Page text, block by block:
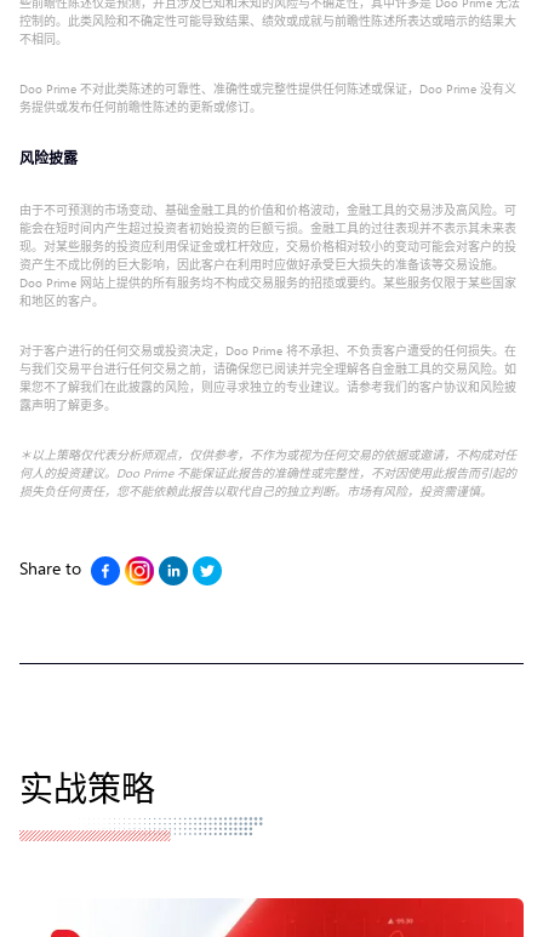
控制的。此类风险和不确定性可能导致结果、绩效或成就与前瞻性陈述所表达或暗示的结果大
不相同。
Doo Prime 不对此类陈述的可靠性、准确性或完整性提供任何陈述或保证，Doo Prime 没有义
务提供或发布任何前瞻性陈述的更新或修订。
风险披露
由于不可预测的市场变动、基础金融工具的价值和价格波动，金融工具的交易涉及高风险。可
能会在短时间内产生超过投资者初始投资的巨额亏损。金融工具的过往表现并不表示其未来表
现。对某些服务的投资应利用保证金或杠杆效应，交易价格相对较小的变动可能会对客户的投
资产生不成比例的巨大影响，因此客户在利用时应做好承受巨大损失的准备该等交易设施。
Doo Prime 网站上提供的所有服务均不构成交易服务的招揽或要约。某些服务仅限于某些国家
和地区的客户。
对于客户进行的任何交易或投资决定，Doo Prime 将不承担、不负责客户遭受的任何损失。在
与我们交易平台进行任何交易之前，请确保您已阅读并完全理解各自金融工具的交易风险。如
果您不了解我们在此披露的风险，则应寻求独立的专业建议。请参考我们的客户协议和风险披
露声明了解更多。
＊以上策略仅代表分析师观点，仅供参考，不作为或视为任何交易的依据或邀请，不构成对任
何人的投资建议。Doo Prime 不能保证此报告的准确性或完整性，不对因使用此报告而引起的
损失负任何责任，您不能依赖此报告以取代自己的独立判断。市场有风险，投资需谨慎。
Share to
实战策略